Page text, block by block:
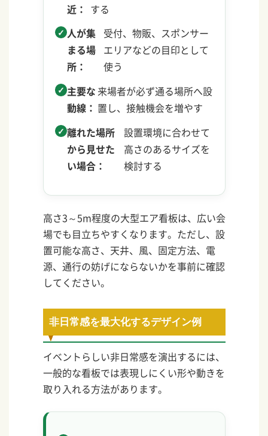
近： する
人が集
まる場
所：
受付、物販、スポンサー
エリアなどの目印として
使う
主要な
動線：
来場者が必ず通る場所へ設
置し、接触機会を増やす
離れた場所
から見せた
い場合：
設置環境に合わせて
高さのあるサイズを
検討する
高さ3～5m程度の大型エア看板は、広い会
場でも目立ちやすくなります。ただし、設
置可能な高さ、天井、風、固定方法、電
源、通行の妨げにならないかを事前に確認
してください。
非日常感を最大化するデザイン例
イベントらしい非日常感を演出するには、
一般的な看板では表現しにくい形や動きを
取り入れる方法があります。